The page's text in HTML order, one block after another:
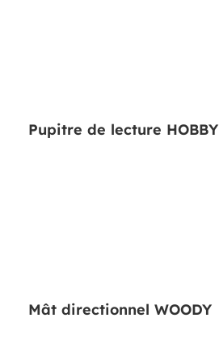
Pupitre de lecture HOBBY
Mât directionnel WOODY